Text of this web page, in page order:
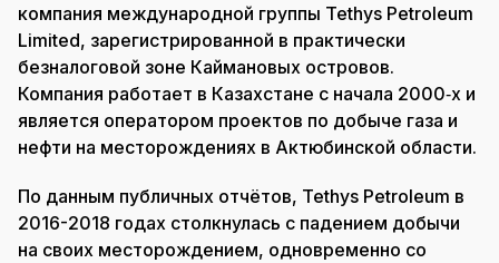
компания международной группы Tethys Petroleum
Limited, зарегистрированной в практически
безналоговой зоне Каймановых островов.
Компания работает в Казахстане с начала 2000‑х и
является оператором проектов по добыче газа и
нефти на месторождениях в Актюбинской области.
По данным публичных отчётов, Tethys Petroleum в
2016-2018 годах столкнулась с падением добычи
на своих месторождением, одновременно со